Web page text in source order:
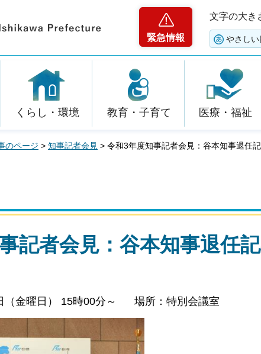
緊急情報
文字の大き
やさし
くらし・環境 教育・子育て 医療・福祉
のページ > 知事記者会見 > 令和3年度知事記者会見：谷本知事退任
記者会見：谷本知事退任
（金曜日） 15時00分～ 場所：特別会議室